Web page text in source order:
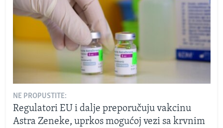
NE PROPUSTITE:
Regulatori EU i dalje preporučuju vakcinu
Astra Zeneke, uprkos mogućoj vezi sa krvnim